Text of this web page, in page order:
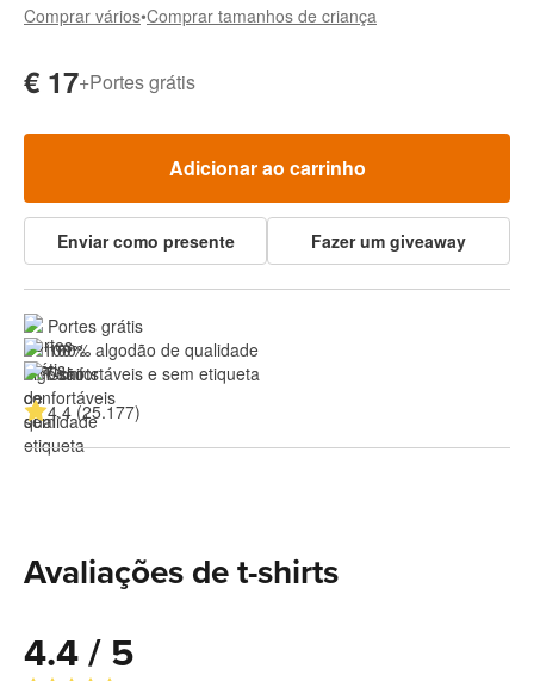
Comprar vários•Comprar tamanhos de criança
€ 17+Portes grátis
Adicionar ao carrinho
Enviar como presente Fazer um giveaway
Portes grátis
100% algodão de qualidade
Confortáveis e sem etiqueta
4.4 (25.177)
Avaliações de t-shirts
4.4 / 5